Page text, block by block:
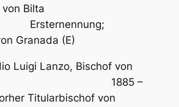
von Bilta
Ersternennung;
Granada (E)
Luigi Lanzo, Bischof von
1885 –
Titularbischof von